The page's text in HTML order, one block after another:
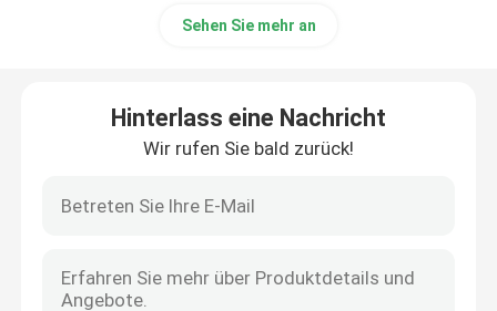
Sehen Sie mehr an
Hinterlass eine Nachricht
Wir rufen Sie bald zurück!